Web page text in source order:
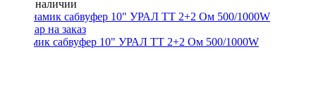
Нет в наличии
Динамик сабвуфер 10" УРАЛ ТТ 2+2 Ом 500/1000W